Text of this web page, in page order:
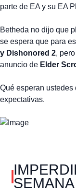
parte de EA y su EA
Betheda no dijo que
se espera que para
y Dishonored 2,
anuncio de Elder
Qué esperan ustedes
expectativas.
SEMANA